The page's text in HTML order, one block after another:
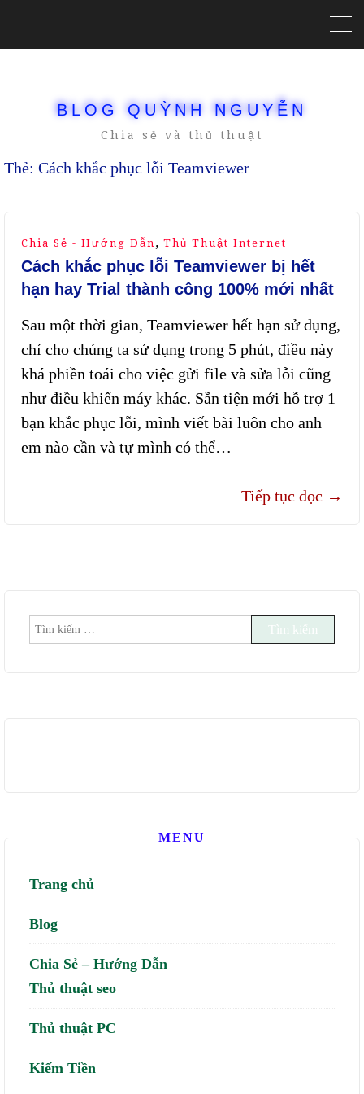
BLOG QUỲNH NGUYỄN
Chia sẻ và thủ thuật
Thẻ: Cách khắc phục lỗi Teamviewer
Chia Sẻ - Hướng Dẫn , Thủ Thuật Internet
Cách khắc phục lỗi Teamviewer bị hết
hạn hay Trial thành công 100% mới nhất
Sau một thời gian, Teamviewer hết hạn sử dụng,
chỉ cho chúng ta sử dụng trong 5 phút, điều này
khá phiền toái cho việc gửi file và sửa lỗi cũng
như điều khiển máy khác. Sẵn tiện mới hỗ trợ 1
bạn khắc phục lỗi, mình viết bài luôn cho anh
em nào cần và tự mình có thể…
Tiếp tục đọc →
Tìm
MENU
Trang chủ
Blog
Chia Sẻ – Hướng Dẫn
Thủ thuật seo
Thủ thuật PC
Kiếm Tiền